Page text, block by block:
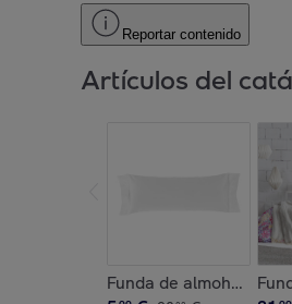
Reportar contenido
Artículos del
Funda de almohada